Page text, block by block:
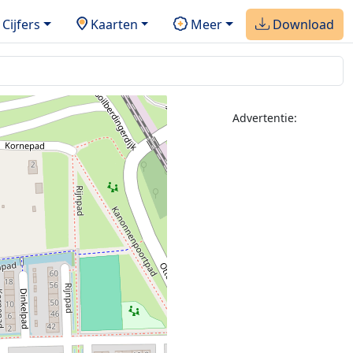
Cijfers Kaarten Meer Download
Advertentie: